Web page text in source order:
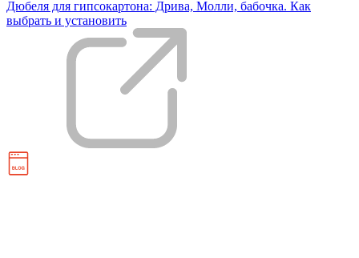
Дюбеля для гипсокартона: Дрива, Молли, бабочка. Как
выбрать и установить